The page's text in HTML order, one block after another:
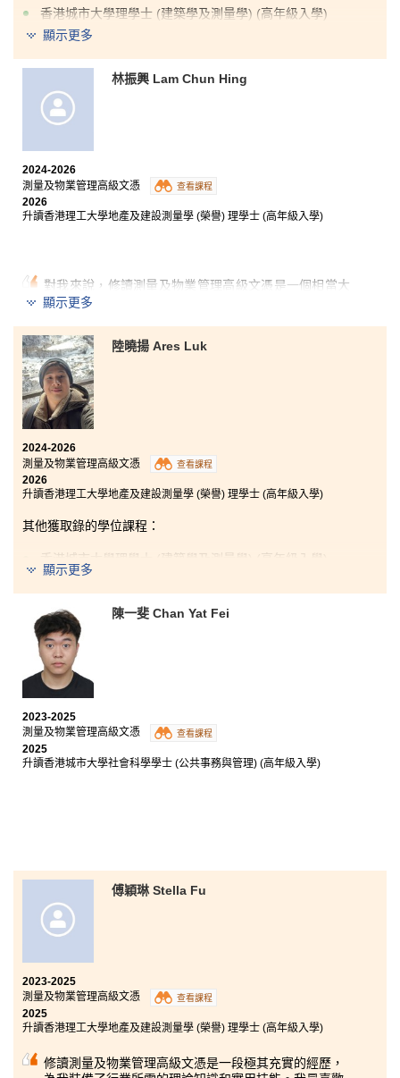
香港城市大學理學士 (建築學及測量學) (高年級入學)
在書院學習之後，我的⾃信⼼提升了許多。這裡的講師
很願意教我們新的知識，也很享受與學⽣互動。
他⼈的認可。然⽽，⾃從我在書院就讀之後，講師們會
循循善誘地教我學習的⽅法，給予我⽀持。在課堂上，
我會主動抄寫筆記，而在家裡，我也會持續複習，確保
⾃⼰能跟上課程內容。在講師的用心指導和我持續的努
⼒下，我逐漸找回了⾃信。最終，我收到了兩所⼤學的
顯示更多
林振興 Lam Chun Hing
2024-2026
測量及物業管理高級文憑
查看課程
2026
升讀香港理工大學地產及建設測量學 (榮譽) 理學士 (高年級入學)
對我來說，修讀測量及物業管理高級文憑是一個相當大
的挑戰，也需要很大的決心。作為一名成人學生，我選
業成績及經濟負擔等因素。幸好有家人的支持，我才能
夠堅持到現在。
課程內容讓我加深了對測量業界的認識，其中令我印象
最深刻的是土地法律的應用，讓我了解不同土地的用
途，以及買賣樓宇時需要注意的事項，令我大開眼界。
我亦很感謝每位講師的指導和支援，他們經常引用豐富
的學術文獻講解課堂內容，使我獲益良多。
除此之外，我更要感謝書院學生發展資源中心（SDRC）
的輔導員。他們透過心理輔導服務及舉辦身心健康活動
積的學業壓力。
最後，我想鼓勵各位同學：學海無涯。即使在香港中學
文憑試中未能取得理想成績，或像我一樣在工作後重返
校園進修，只要願意努力，終會得到回報。心態決定一
切。
顯示更多
陸曉揚 Ares Luk
2024-2026
測量及物業管理高級文憑
查看課程
2026
升讀香港理工大學地產及建設測量學 (榮譽) 理學士 (高年級入學)
其他獲取錄的學位課程：
香港城市大學理學士 (建築學及測量學) (高年級入學)
作為一名曾在物業管理行業工作的成人學生，書院的課
程內容使我更深入了解測量行業及專業測量師所需具備
的知識與技能。書院講師均具備豐富業界經驗，並樂於
分享實務知識，令我獲益良多。無論你是剛完成香港中
學文憑考試的學生，還是希望轉換跑道的在職人士，書
院絕對是一個讓你提升技能、裝備自己，幫助你規劃升
學或就業方向的理想學習環境。
顯示更多
陳一斐 Chan Yat Fei
2023-2025
測量及物業管理高級文憑
查看課程
2025
升讀香港城市大學社會科學學士 (公共事務與管理) (高年級入學)
傅穎琳 Stella Fu
2023-2025
測量及物業管理高級文憑
查看課程
2025
升讀香港理工大學地產及建設測量學 (榮譽) 理學士 (高年級入學)
修讀測量及物業管理高級文憑是一段極其充實的經歷，